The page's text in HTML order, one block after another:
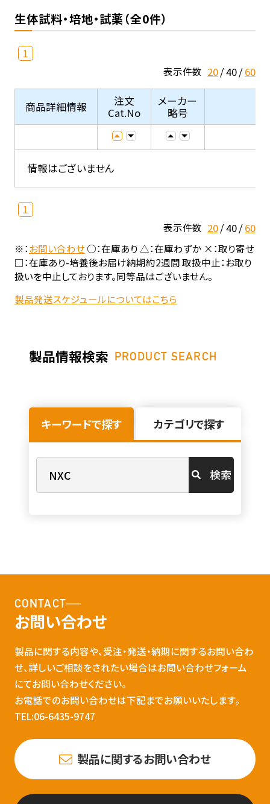
生体試料・培地・試薬（全0件）
1
表示件数 20 40 60
商品詳細情報
注文
Cat.No
メーカー
略号
情報はございません
1
表示件数 20 40 60
※：お問い合わせ○：在庫あり △：在庫わずか ×：取り寄せ
□：在庫あり-培養後お届け納期約2週間 取扱中止：お取り
扱いを中止しております。同等品はございません。
製品発送スケジュールについてはこちら
製品情報検索 PRODUCT SEARCH
キーワードで探す カテゴリで探す
検索
CONTACT
お問い合わせ
製品に関する内容や、受注・発送・納期に関するお問い合わ
せ、詳しいご相談をされたい場合はお問い合わせフォーム
にてお問い合わせください。
お電話でのお問い合わせは下記までお願いいたします。
TEL:06-6435-9747
製品に関するお問い合わせ